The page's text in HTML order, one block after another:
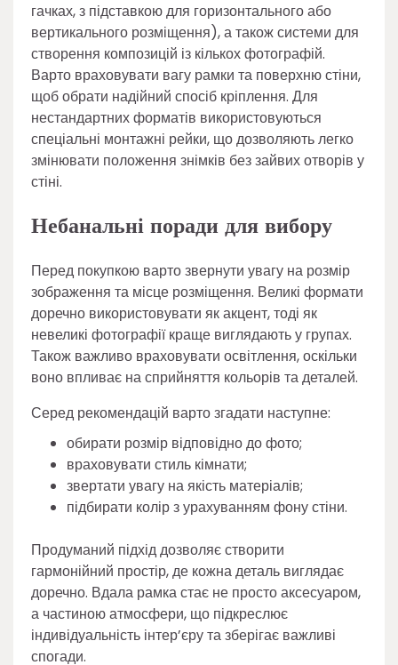
гачках, з підставкою для горизонтального або
вертикального розміщення), а також системи для
створення композицій із кількох фотографій.
Варто враховувати вагу рамки та поверхню стіни,
щоб обрати надійний спосіб кріплення. Для
нестандартних форматів використовуються
спеціальні монтажні рейки, що дозволяють легко
змінювати положення знімків без зайвих отворів у
стіні.
Небанальні поради для вибору
Перед покупкою варто звернути увагу на розмір
зображення та місце розміщення. Великі формати
доречно використовувати як акцент, тоді як
невеликі фотографії краще виглядають у групах.
Також важливо враховувати освітлення, оскільки
воно впливає на сприйняття кольорів та деталей.
Серед рекомендацій варто згадати наступне:
обирати розмір відповідно до фото;
враховувати стиль кімнати;
звертати увагу на якість матеріалів;
підбирати колір з урахуванням фону стіни.
Продуманий підхід дозволяє створити
гармонійний простір, де кожна деталь виглядає
доречно. Вдала рамка стає не просто аксесуаром,
а частиною атмосфери, що підкреслює
індивідуальність інтер’єру та зберігає важливі
спогади.